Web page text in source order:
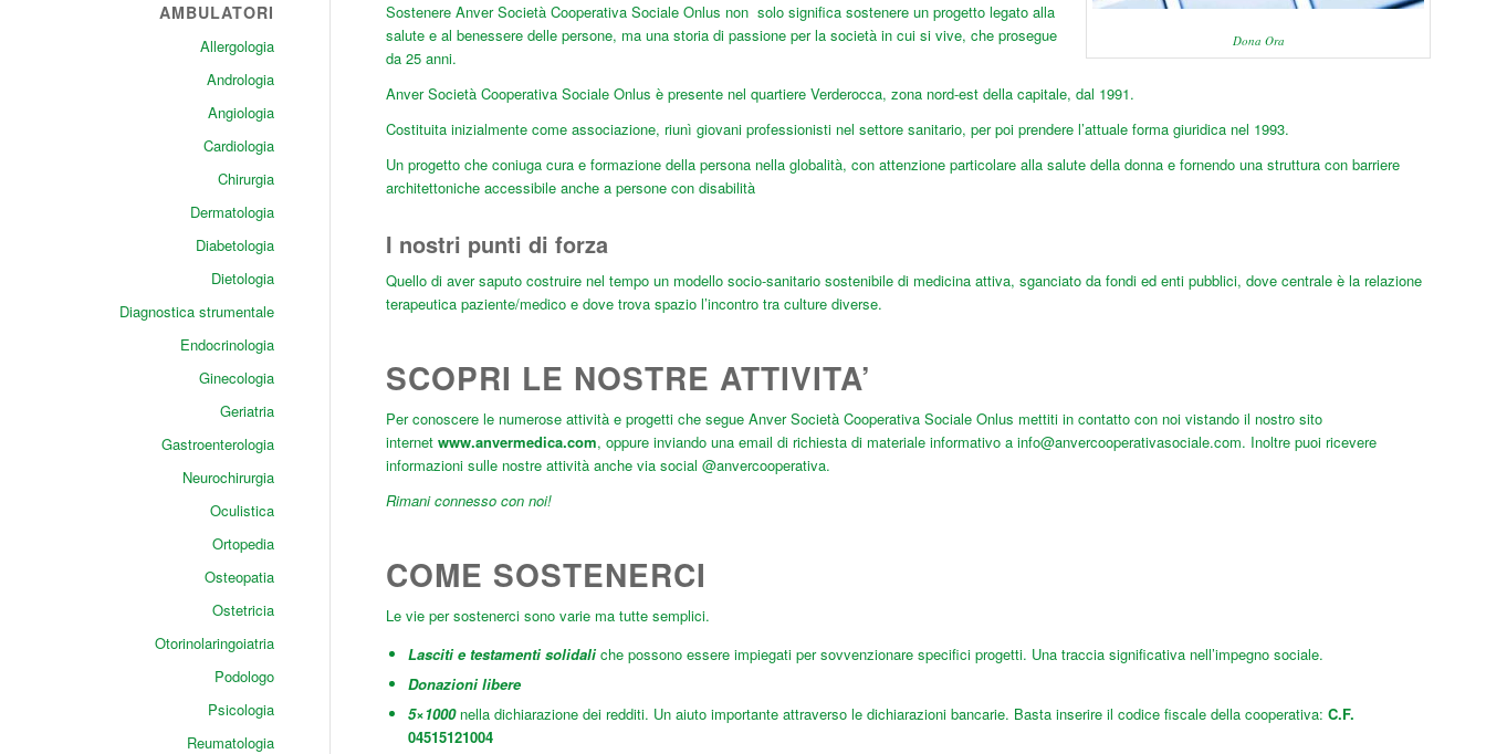
Dona Ora
Sostenere Anver Società Cooperativa Sociale Onlus non solo significa sostenere un progetto legato alla
salute e al benessere delle persone, ma una storia di passione per la società in cui si vive, che prosegue
da 25 anni.
Anver Società Cooperativa Sociale Onlus è presente nel quartiere Verderocca, zona nord-est della capitale, dal 1991.
Costituita inizialmente come associazione, riunì giovani professionisti nel settore sanitario, per poi prendere l’attuale forma giuridica nel 1993.
Un progetto che coniuga cura e formazione della persona nella globalità, con attenzione particolare alla salute della donna e fornendo una struttura con barriere
architettoniche accessibile anche a persone con disabilità
I nostri punti di forza
Quello di aver saputo costruire nel tempo un modello socio-sanitario sostenibile di medicina attiva, sganciato da fondi ed enti pubblici, dove centrale è la relazione
terapeutica paziente/medico e dove trova spazio l’incontro tra culture diverse.
SCOPRI LE NOSTRE ATTIVITA’
Per conoscere le numerose attività e progetti che segue Anver Società Cooperativa Sociale Onlus mettiti in contatto con noi vistando il nostro sito
internet www.anvermedica.com, oppure inviando una email di richiesta di materiale informativo a info@anvercooperativasociale.com. Inoltre puoi ricevere
informazioni sulle nostre attività anche via social @anvercooperativa.
Rimani connesso con noi!
COME SOSTENERCI
Le vie per sostenerci sono varie ma tutte semplici.
Lasciti e testamenti solidaliche possono essere impiegati per sovvenzionare specifici progetti. Una traccia significativa nell’impegno sociale.
Donazioni libere
5×1000nella dichiarazione dei redditi. Un aiuto importante attraverso le dichiarazioni bancarie. Basta inserire il codice fiscale della cooperativa: C.F.
04515121004
AMBULATORI
Allergologia
Andrologia
Angiologia
Cardiologia
Chirurgia
Dermatologia
Diabetologia
Dietologia
Diagnostica strumentale
Endocrinologia
Ginecologia
Geriatria
Gastroenterologia
Neurochirurgia
Oculistica
Ortopedia
Osteopatia
Ostetricia
Otorinolaringoiatria
Podologo
Psicologia
Reumatologia